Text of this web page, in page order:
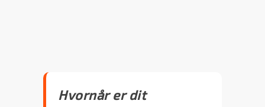
Hvornår er dit